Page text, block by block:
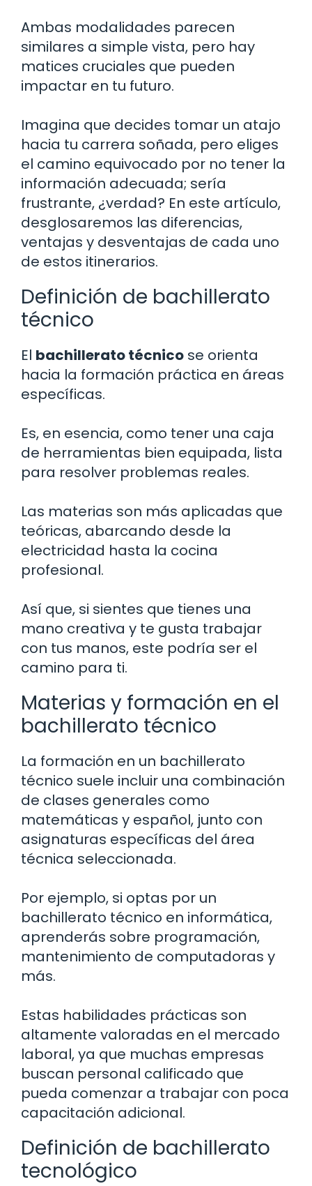
Ambas modalidades parecen
similares a simple vista, pero hay
matices cruciales que pueden
impactar en tu futuro.
Imagina que decides tomar un atajo
hacia tu carrera soñada, pero eliges
el camino equivocado por no tener la
información adecuada; sería
frustrante, ¿verdad? En este artículo,
desglosaremos las diferencias,
ventajas y desventajas de cada uno
de estos itinerarios.
Definición de bachillerato
técnico
El bachillerato técnico se orienta
hacia la formación práctica en áreas
específicas.
Es, en esencia, como tener una caja
de herramientas bien equipada, lista
para resolver problemas reales.
Las materias son más aplicadas que
teóricas, abarcando desde la
electricidad hasta la cocina
profesional.
Así que, si sientes que tienes una
mano creativa y te gusta trabajar
con tus manos, este podría ser el
camino para ti.
Materias y formación en el
bachillerato técnico
La formación en un bachillerato
técnico suele incluir una combinación
de clases generales como
matemáticas y español, junto con
asignaturas específicas del área
técnica seleccionada.
Por ejemplo, si optas por un
bachillerato técnico en informática,
aprenderás sobre programación,
mantenimiento de computadoras y
más.
Estas habilidades prácticas son
altamente valoradas en el mercado
laboral, ya que muchas empresas
buscan personal calificado que
pueda comenzar a trabajar con poca
capacitación adicional.
Definición de bachillerato
tecnológico